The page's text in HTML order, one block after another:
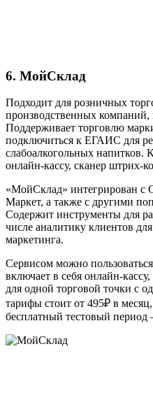
6. МойСклад
Подходит для розничных
производственных компаний,
Поддерживает торговлю
подключиться к ЕГАИС для
слабоалкогольных
онлайн-кассу, сканер штрих-
«МойСклад» интегрирован с
Маркет, а также с другими
Содержит инструменты для
числе аналитику клиентов
маркетинга.
Сервисом можно
включает в себя онлайн-
для одной торговой точки с
тарифы стоит от 495₽ в
бесплатный тестовый период